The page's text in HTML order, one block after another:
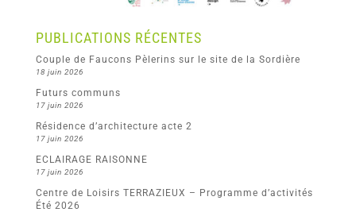
PUBLICATIONS RÉCENTES
Couple de Faucons Pèlerins sur le site de la Sordière
18 juin 2026
Futurs communs
17 juin 2026
Résidence d’architecture acte 2
17 juin 2026
ECLAIRAGE RAISONNE
17 juin 2026
Centre de Loisirs TERRAZIEUX – Programme d’activités
Été 2026